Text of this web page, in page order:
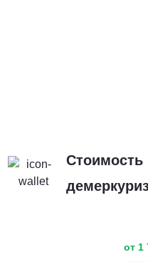
Стоимость
от 1